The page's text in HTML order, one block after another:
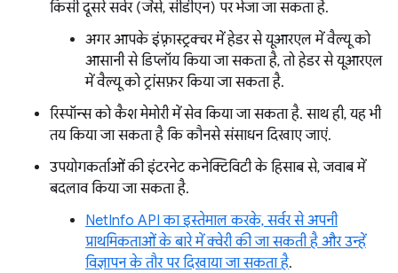
किसी दूसरे सर्वर (जैसे, सीडीएन) पर भेजा जा सकता है.
अगर आपके इंफ़्रास्ट्रक्चर में हेडर से यूआरएल में वैल्यू को
आसानी से डिप्लॉय किया जा सकता है, तो हेडर से यूआरएल
में वैल्यू को ट्रांसफ़र किया जा सकता है.
रिस्पॉन्स को कैश मेमोरी में सेव किया जा सकता है. साथ ही, यह भी
तय किया जा सकता है कि कौनसे संसाधन दिखाए जाएं.
उपयोगकर्ताओं की इंटरनेट कनेक्टिविटी के हिसाब से, जवाब में
बदलाव किया जा सकता है.
NetInfo API का इस्तेमाल करके, सर्वर से अपनी
प्राथमिकताओं के बारे में क्वेरी की जा सकती है और उन्हें
विज्ञापन के तौर पर दिखाया जा सकता है.